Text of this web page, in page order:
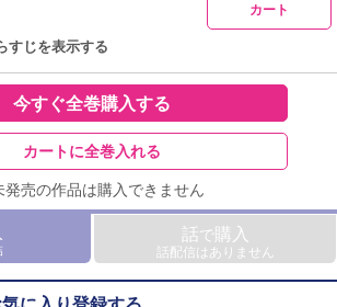
カート
すじを表示する
今すぐ全巻購入する
カートに全巻入れる
発売の作品は購入できません
話で購入
話配信はありません